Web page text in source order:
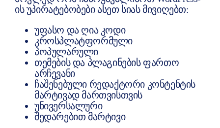
ის უპირატებობები ასეთ სიას მივიღებთ:
უფასო და ღია კოდი
კროსპლატფორმული
პოპულარული
თემების და პლაგინების ფართო
არჩევანი
ჩაშენებული რედაქტორი კონტენტის
მარტივად მართვისთვის
უნივერსალური
შედარებით მარტივი